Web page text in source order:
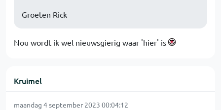
Groeten Rick
Nou wordt ik wel nieuwsgierig waar 'hier' is
Kruimel
maandag 4 september 2023 00:04:12